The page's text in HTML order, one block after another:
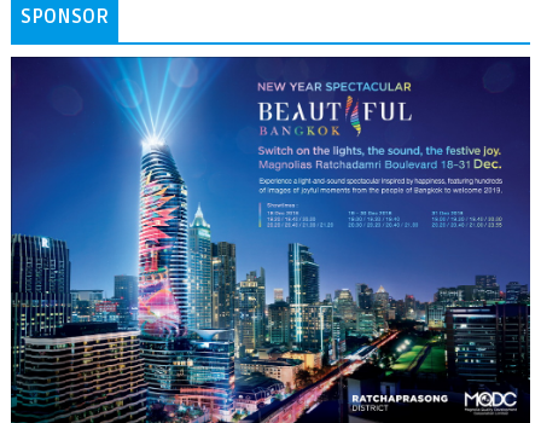
SPONSOR